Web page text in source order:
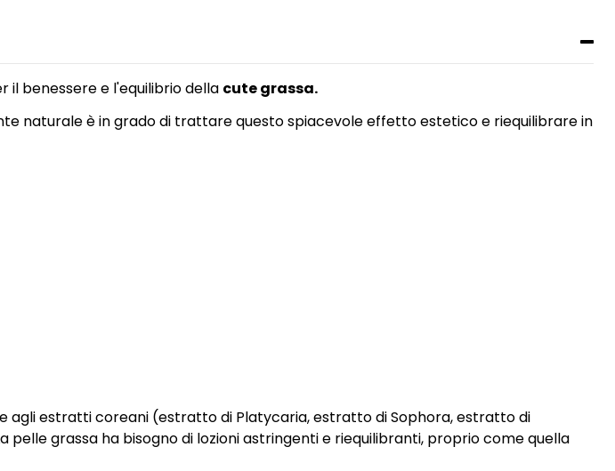
benessere e l'equilibrio della cute grassa.
naturale è in grado di trattare questo spiacevole effetto estetico e riequilibrare in
agli estratti coreani (estratto di Platycaria, estratto di Sophora, estratto di
pelle grassa ha bisogno di lozioni astringenti e riequilibranti, proprio come quella